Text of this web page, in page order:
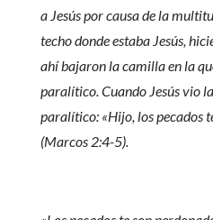
a Jesús por causa de la
techo donde estaba Jesús,
ahí bajaron la camilla en la
paralítico. Cuando Jesús vio
paralítico: «Hijo, los pecados
(Marcos 2:4-5).